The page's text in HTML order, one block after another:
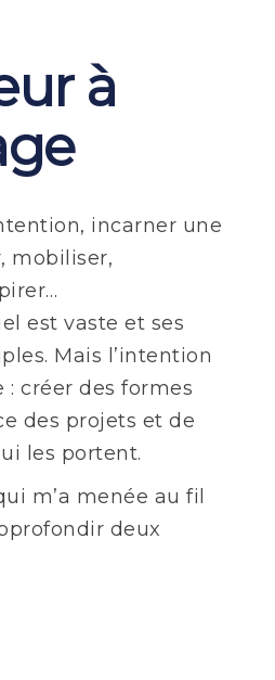
à
incarner une
mobiliser,
est vaste et ses
Mais l’intention
créer des formes
des projets et de
les portent.
m’a menée au fil
deux